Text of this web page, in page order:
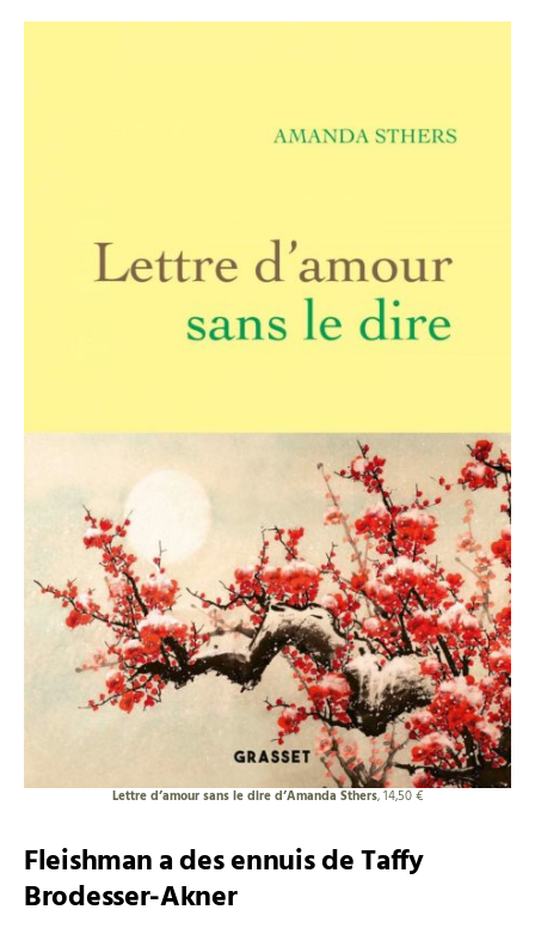
Lettre d’amour sans le dire d’Amanda Sthers, 14,50 €
Fleishman a des ennuis de Taffy
Brodesser-Akner